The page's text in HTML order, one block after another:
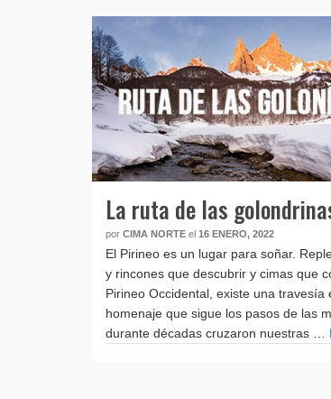
La ruta de las
por CIMA NORTE el 16 ENERO, 2022
El Pirineo es un lugar para soñar.
y rincones que descubrir y cimas que
Pirineo Occidental, existe una travesía
homenaje que sigue los pasos de las
durante décadas cruzaron nuestras …